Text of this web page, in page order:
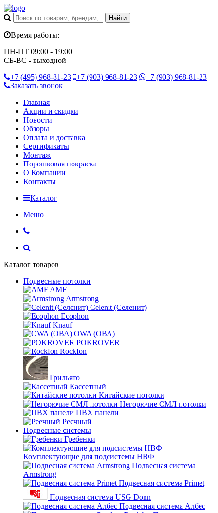
Время работы:
ПН-ПТ 09:00 - 19:00
СБ-ВС - выходной
+7 (495) 968-81-23 +7 (903) 968-81-23 +7 (903) 968-81-23
Заказать звонок
Главная
Акции и скидки
Новости
Обзоры
Оплата и доставка
Сертификаты
Монтаж
Порошковая покраска
О Компании
Контакты
Каталог
Меню
Каталог товаров
Подвесные потолки
AMF
Armstrong
Celenit (Селенит)
Ecophon
Knauf
OWA (ОВА)
POKROVER
Rockfon
Грильято
Кассетный
Китайские потолки
Негорючие СМЛ потолки
ПВХ панели
Реечный
Подвесные системы
Гребенки
Комплектующие для подсистемы НВФ
Подвесная система
Armstrong
Подвесная система Primet
Подвесная система USG Donn
Подвесная система Албес